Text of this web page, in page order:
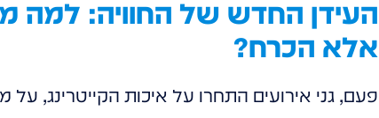
אלא הכרח?
פעם, גני אירועים התחרו על איכות הקייטרינג, על